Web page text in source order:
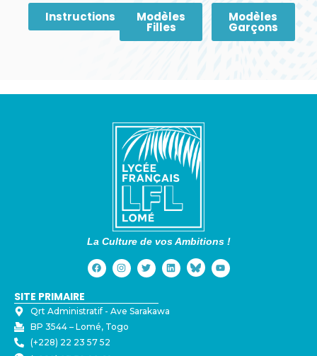
Instructions Modèles
Filles
Modèles
Garçons
La Culture de vos Ambitions !
SITE PRIMAIRE
Qrt Administratif - ⁠Ave Sarakawa
BP 3544 – Lomé, Togo
(+228) 22 23 57 52